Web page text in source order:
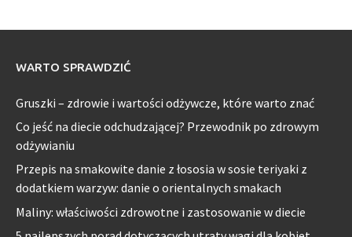
WARTO SPRAWDZIĆ
Gruszki – zdrowie i wartości odżywcze, które warto znać
Co jeść na diecie odchudzającej? Przewodnik po zdrowym
odżywianiu
Przepis na smakowite danie z łososia w sosie teriyaki z
dodatkiem warzyw: danie o orientalnych smakach
Maliny: właściwości zdrowotne i zastosowanie w diecie